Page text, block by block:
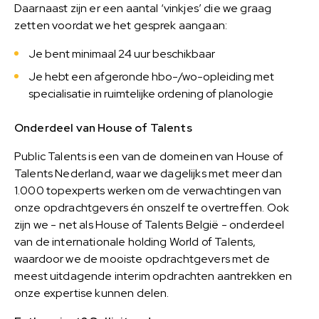
Daarnaast zijn er een aantal ‘vinkjes’ die we graag
zetten voordat we het gesprek aangaan:
Je bent minimaal 24 uur beschikbaar
Je hebt een afgeronde hbo-/wo-opleiding met
specialisatie in ruimtelijke ordening of planologie
Onderdeel van House of Talents
Public Talents is een van de domeinen van House of
Talents Nederland, waar we dagelijks met meer dan
1.000 topexperts werken om de verwachtingen van
onze opdrachtgevers én onszelf te overtreffen. Ook
zijn we - net als House of Talents België - onderdeel
van de internationale holding World of Talents,
waardoor we de mooiste opdrachtgevers met de
meest uitdagende interim opdrachten aantrekken en
onze expertise kunnen delen.